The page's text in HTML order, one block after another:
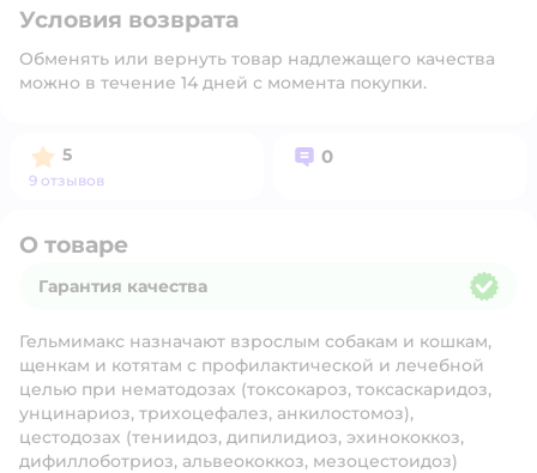
Условия возврата
Обменять или вернуть товар надлежащего качества
можно в течение 14 дней с момента покупки.
Рейтинг:
5
9 отзывов
Вопросов:
0
О товаре
Гарантия качества
Гельмимакс назначают взрослым собакам и кошкам,
щенкам и котятам с профилактической и лечебной
целью при нематодозах (токсокароз, токсаскаридоз,
унцинариоз, трихоцефалез, анкилостомоз),
цестодозах (тениидоз, дипилидиоз, эхинококкоз,
дифиллоботриоз, альвеококкоз, мезоцестоидоз)